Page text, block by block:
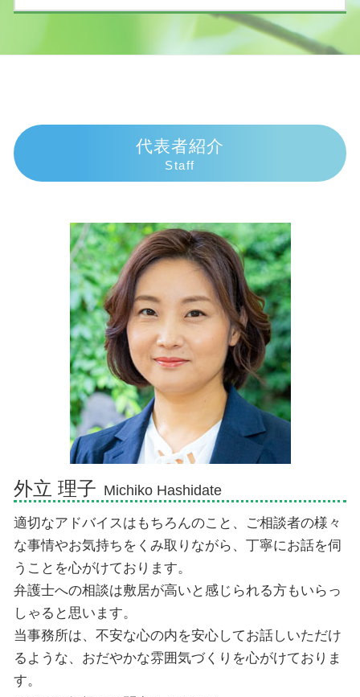
任意整理 費用
個人再生 スケジュール
個人再生 費用 分割
任意整理 返済期間 7年
交通事故 過失割合8対2
人身事故 示談
歩行者 信号無視 事故
示談交渉 弁護士
交通事故 慰謝料むちうち
交通事故 過失割合納得いかない
人身事故 行政処分
示談交渉
相続手続き 自分で
法定相続人 遺留分
相続 順位 配偶者なし
相続放棄 手続き 期間
代襲相続 遺留分
代襲相続 順位
遺産相続 放棄
相続 手続き 一覧
代襲相続 兄弟
遺産放棄 期限
相続人 行方不明
債務整理 弁護士 伊豆市
債務整理 弁護士 三島市
交通事故 弁護士 富士市
相続 弁護士 沼津市
債務整理 弁護士 熱海市
交通事故 弁護士 沼津市
相続 弁護士 御殿場市
交通事故 弁護士 熱海市
交通事故 弁護士 伊東市
交通事故 弁護士 伊豆市
相続 弁護士 伊東市
相続 弁護士 熱海市
相続 弁護士 伊豆市
代表者紹介
Staff
外立 理子 Michiko Hashidate
適切なアドバイスはもちろんのこと、ご相談者の様々
な事情やお気持ちをくみ取りながら、丁寧にお話を伺
うことを心がけております。
弁護士への相談は敷居が高いと感じられる方もいらっ
しゃると思います。
当事務所は、不安な心の内を安心してお話しいただけ
るような、おだやかな雰囲気づくりを心がけておりま
す。